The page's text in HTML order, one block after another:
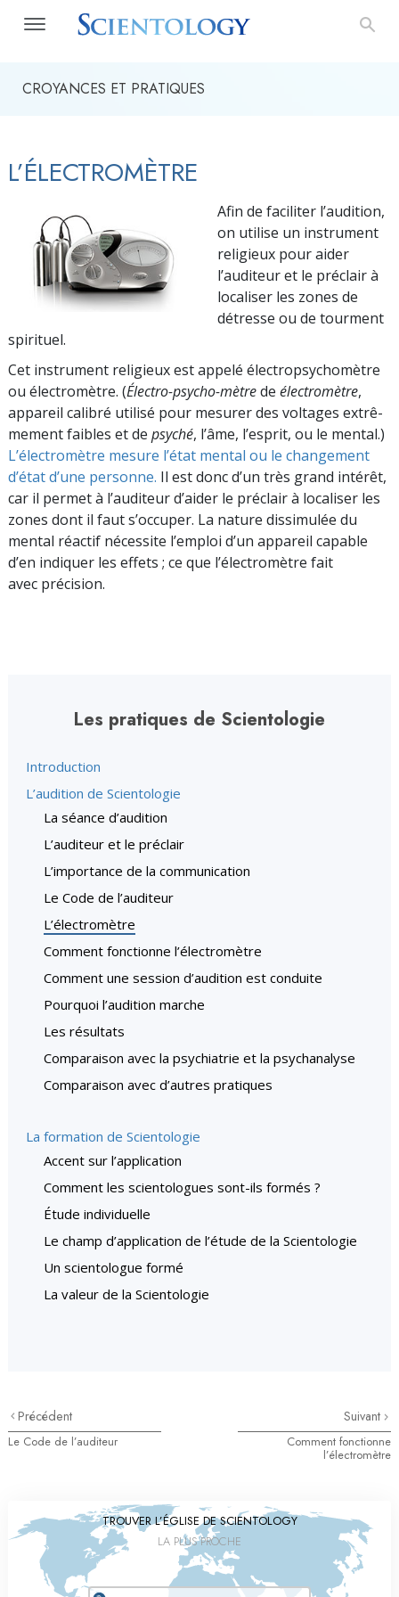
CROYANCES ET PRATIQUES
L’ÉLECTROMÈTRE
Afin de faciliter l’audition,
on utilise un instrument
religieux pour aider
l’auditeur et le préclair à
localiser les zones de
détresse ou de tourment
spirituel.
Cet instrument religieux est appelé électropsychomètre
ou électromètre. (Électro-psycho-mètrede électromètre,
appa­reil calibré utilisé pour mesurer des voltages extrê­
mement faibles et de psyché, l’âme, l’esprit, ou le mental.)
L’électromètre mesure l’état mental ou le changement
d’état d’une personne. Il est donc d’un très grand intérêt,
car il permet à l’auditeur d’aider le préclair à localiser les
zones dont il faut s’occuper. La nature dissimulée du
mental réactif nécessite l’emploi d’un appareil capable
d’en indiquer les effets ; ce que l’électromètre fait
avec précision.
Les pratiques de Scientologie
Introduction
L’audition de Scientologie
La séance d’audition
L’auditeur et le préclair
L’importance de la communication
Le Code de l’auditeur
L’électromètre
Comment fonctionne l’électromètre
Comment une session d’audition est conduite
Pourquoi l’audition marche
Les résultats
Comparaison avec la psychiatrie et la psychanalyse
Comparaison avec d’autres pratiques
La formation de Scientologie
Accent sur l’application
Comment les scientologues sont-ils formés ?
Étude individuelle
Le champ d’application de l’étude de la Scientologie
Un scientologue formé
La valeur de la Scientologie
Précédent
Le Code de l’auditeur
Suivant
Comment fonctionne
l’électromètre
TROUVER L’ÉGLISE DE SCIENTOLOGY
LA PLUS PROCHE